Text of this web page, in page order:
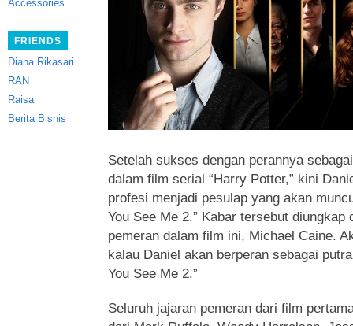
Accessories
FRIENDS
Diana Rikasari
RAN
Raisa
Berita Bisnis
Setelah sukses dengan perannya
dalam film serial “Harry Potter,” kini
profesi menjadi pesulap yang akan
You See Me 2.” Kabar tersebut diungkap
pemeran dalam film ini, Michael Caine.
kalau Daniel akan berperan sebagai
You See Me 2.”
Seluruh jajaran pemeran dari film